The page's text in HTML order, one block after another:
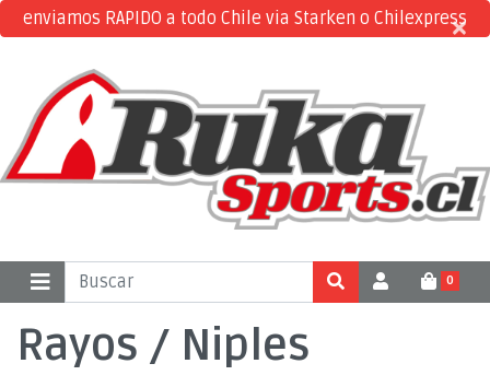
enviamos RAPIDO a todo Chile via Starken o Chilexpress
×
×
0
Rayos / Niples